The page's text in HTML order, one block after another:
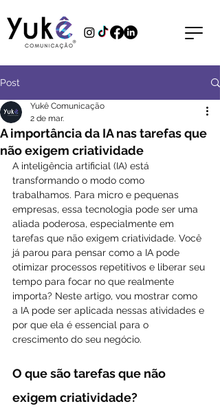
Post
A importância da IA nas tarefas que
não exigem criatividade
Yukê Comunicação
2 de mar.
A inteligência artificial (IA) está
transformando o modo como
trabalhamos. Para micro e pequenas
empresas, essa tecnologia pode ser uma
aliada poderosa, especialmente em
tarefas que não exigem criatividade. Você
já parou para pensar como a IA pode
otimizar processos repetitivos e liberar seu
tempo para focar no que realmente
importa? Neste artigo, vou mostrar como
a IA pode ser aplicada nessas atividades e
por que ela é essencial para o
crescimento do seu negócio.
O que são tarefas que não
exigem criatividade?